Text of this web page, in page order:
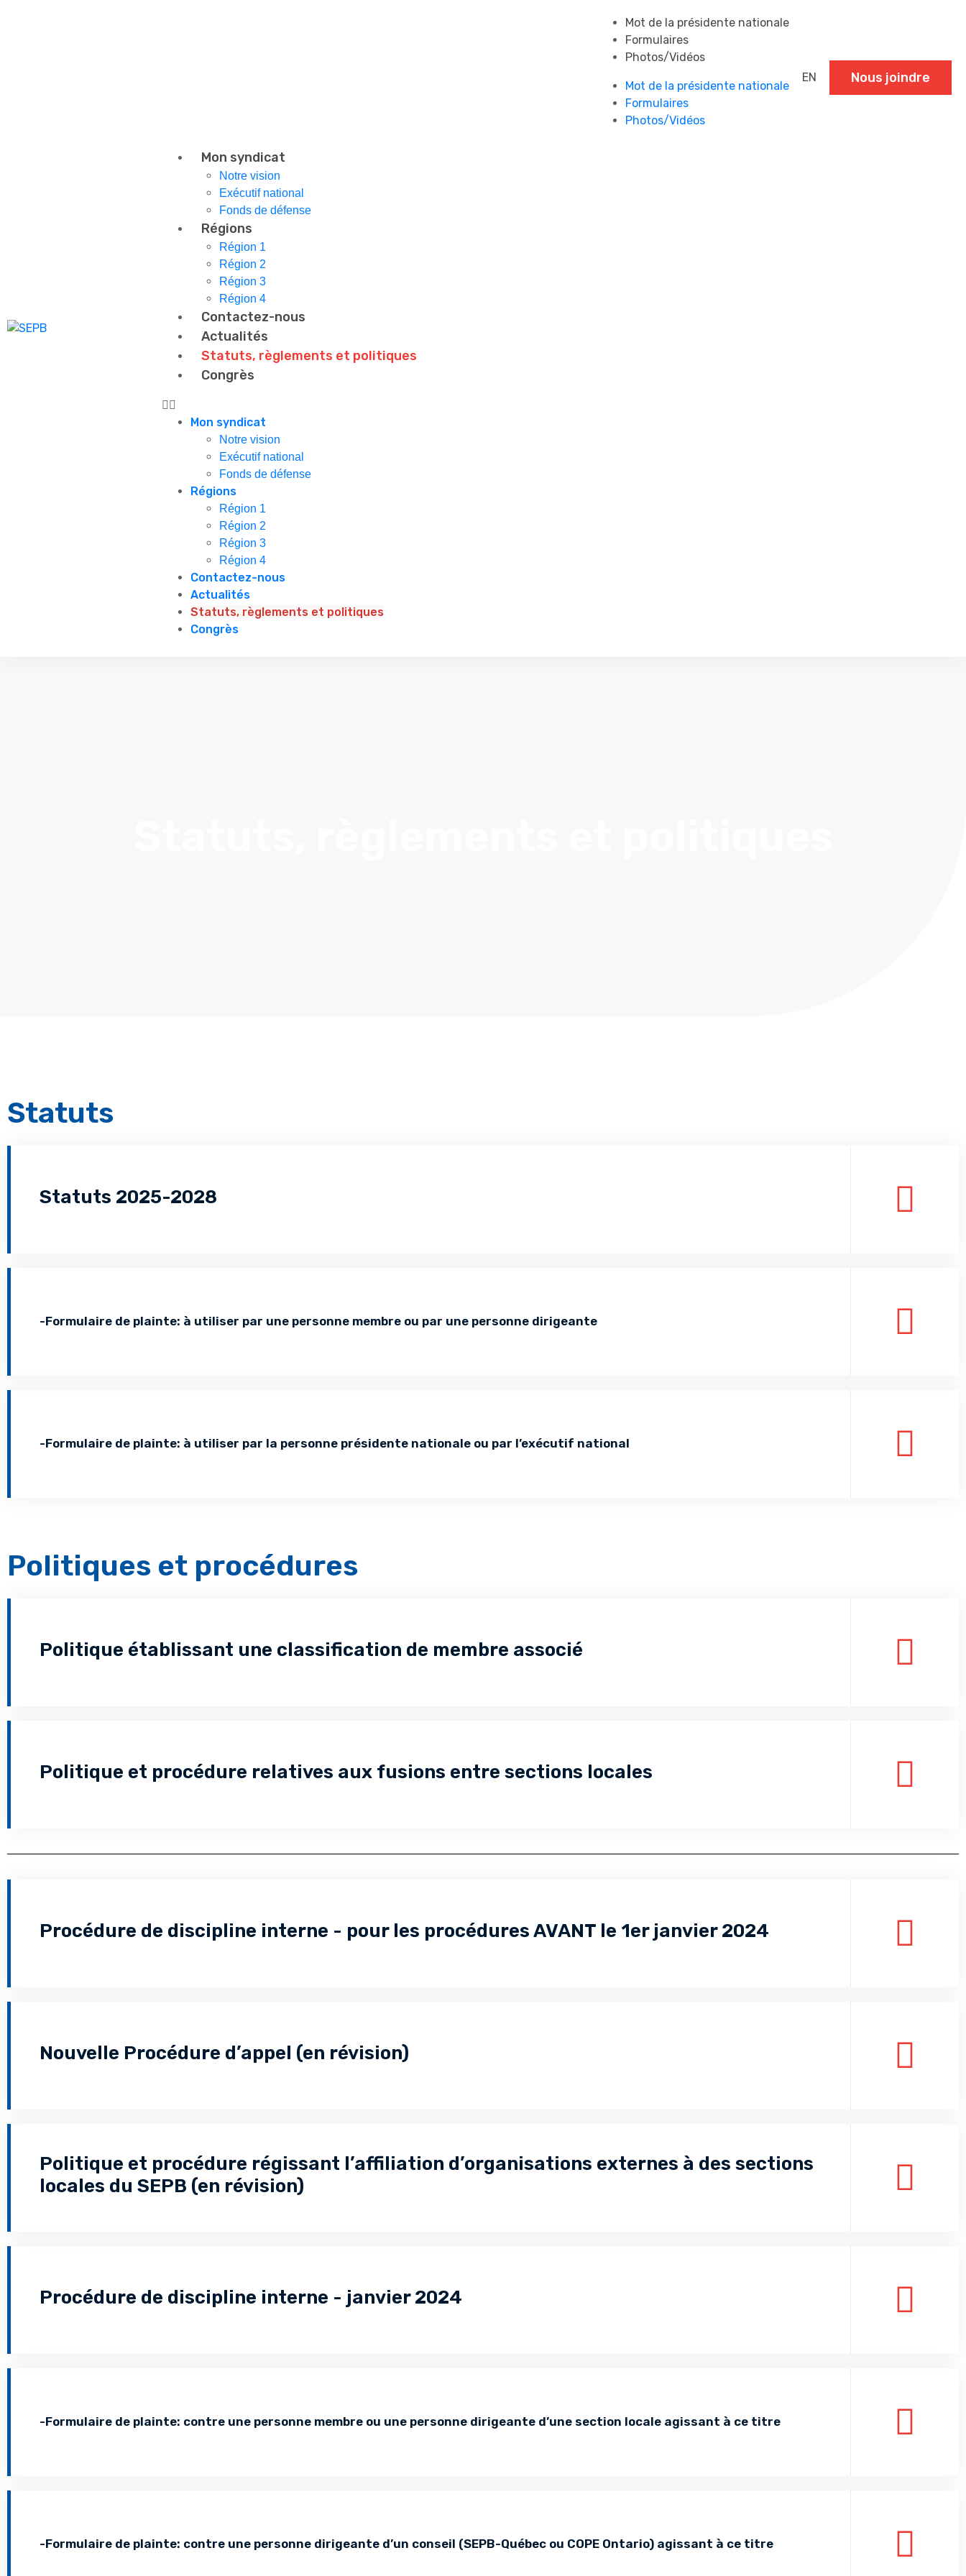
Mot de la présidente nationale
Formulaires
Photos/Vidéos
Mot de la présidente nationale
Formulaires
Photos/Vidéos
EN Nous joindre
Mon syndicat
Notre vision
Exécutif national
Fonds de défense
Régions
Région 1
Région 2
Région 3
Région 4
Contactez-nous
Actualités
Statuts, règlements et politiques
Congrès
Mon syndicat
Notre vision
Exécutif national
Fonds de défense
Régions
Région 1
Région 2
Région 3
Région 4
Contactez-nous
Actualités
Statuts, règlements et politiques
Congrès
Statuts
Statuts 2025-2028
-Formulaire de plainte: à utiliser par une personne membre ou par une personne dirigeante
-Formulaire de plainte: à utiliser par la personne présidente nationale ou par l’exécutif national
Politiques et procédures
Politique établissant une classification de membre associé
Politique et procédure relatives aux fusions entre sections locales
Procédure de discipline interne - pour les procédures AVANT le 1er janvier 2024
Nouvelle Procédure d’appel (en révision)
Politique et procédure régissant l’affiliation d’organisations externes à des sections
locales du SEPB (en révision)
Procédure de discipline interne - janvier 2024
-Formulaire de plainte: contre une personne membre ou une personne dirigeante d’une section locale agissant à ce titre
-Formulaire de plainte: contre une personne dirigeante d’un conseil (SEPB-Québec ou COPE Ontario) agissant à ce titre